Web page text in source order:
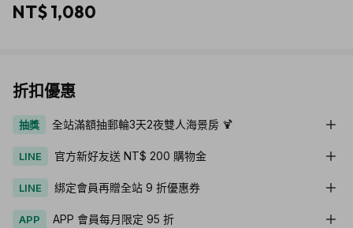
NT$ 1,080
折扣優惠
抽獎 全站滿額抽郵輪3天2夜雙人海景房 🍹
LINE 官方新好友送 NT$ 200 購物金
LINE 綁定會員再贈全站 9 折優惠券
APP APP 會員每月限定 95 折